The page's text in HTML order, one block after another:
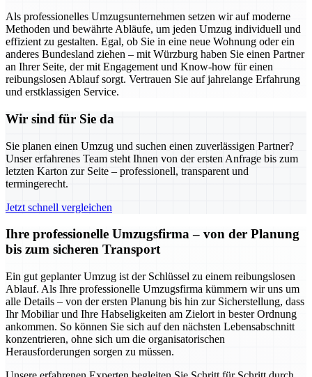
Als professionelles Umzugsunternehmen setzen wir auf moderne
Methoden und bewährte Abläufe, um jeden Umzug individuell und
effizient zu gestalten. Egal, ob Sie in eine neue Wohnung oder ein
anderes Bundesland ziehen – mit Würzburg haben Sie einen Partner
an Ihrer Seite, der mit Engagement und Know-how für einen
reibungslosen Ablauf sorgt. Vertrauen Sie auf jahrelange Erfahrung
und erstklassigen Service.
Wir sind für Sie da
Sie planen einen Umzug und suchen einen zuverlässigen Partner?
Unser erfahrenes Team steht Ihnen von der ersten Anfrage bis zum
letzten Karton zur Seite – professionell, transparent und
termingerecht.
Jetzt schnell vergleichen
Ihre professionelle Umzugsfirma – von der Planung
bis zum sicheren Transport
Ein gut geplanter Umzug ist der Schlüssel zu einem reibungslosen
Ablauf. Als Ihre professionelle Umzugsfirma kümmern wir uns um
alle Details – von der ersten Planung bis hin zur Sicherstellung, dass
Ihr Mobiliar und Ihre Habseligkeiten am Zielort in bester Ordnung
ankommen. So können Sie sich auf den nächsten Lebensabschnitt
konzentrieren, ohne sich um die organisatorischen
Herausforderungen sorgen zu müssen.